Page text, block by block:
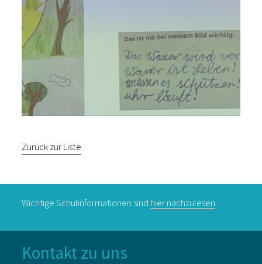
Zurück zur Liste
Wichtige Schulinformationen sind hier nachzulesen
Kontakt zu uns